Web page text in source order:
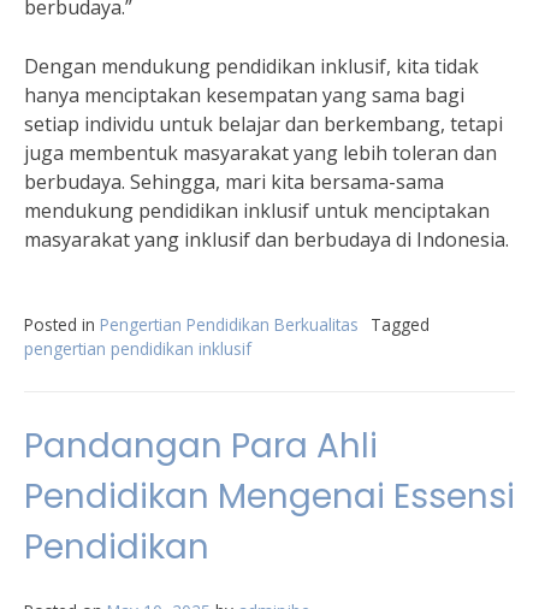
berbudaya.”
Dengan mendukung pendidikan inklusif, kita tidak
hanya menciptakan kesempatan yang sama bagi
setiap individu untuk belajar dan berkembang, tetapi
juga membentuk masyarakat yang lebih toleran dan
berbudaya. Sehingga, mari kita bersama-sama
mendukung pendidikan inklusif untuk menciptakan
masyarakat yang inklusif dan berbudaya di Indonesia.
Posted in Pengertian Pendidikan Berkualitas
Tagged
pengertian pendidikan inklusif
Pandangan Para Ahli
Pendidikan Mengenai Essensi
Pendidikan